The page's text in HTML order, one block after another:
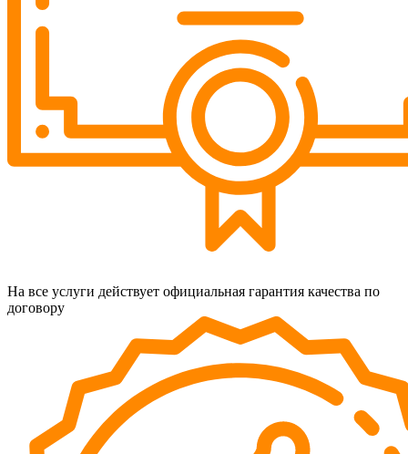
На все услуги действует официальная гарантия качества по
договору